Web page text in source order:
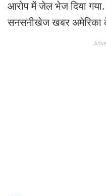
आरोप में जेल भेज दिया गया.
सनसनीखेज खबर अमेरिका